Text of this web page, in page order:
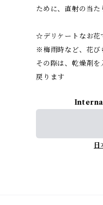
ために、直射の当た
☆デリケートなお花
※梅雨時など、花び
その際は、乾燥剤
戻ります
日